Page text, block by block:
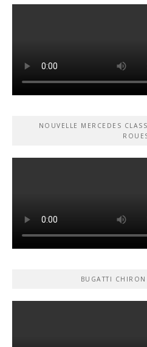
NOUVELLE MERCEDES
BUGATTI